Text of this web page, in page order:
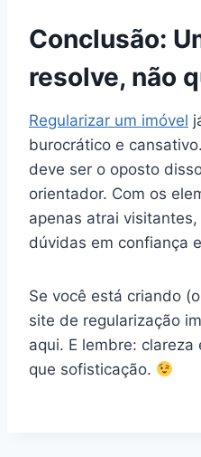
Conclusão:
resolve, não
Regularizar um imóvel
burocrático e
deve ser o oposto
orientador. Com os
apenas atrai
dúvidas em confiança
Se você está criando
site de regularização
aqui. E lembre:
que sofisticação.